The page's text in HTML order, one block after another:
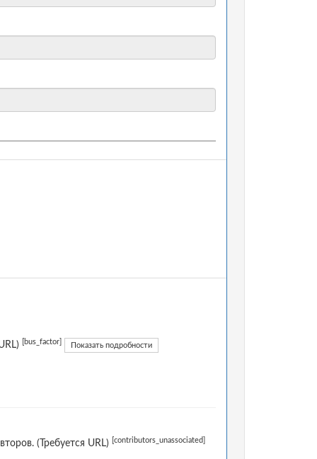
[bus_factor] Показать подробности
(Требуется URL) [contributors_unassociated]